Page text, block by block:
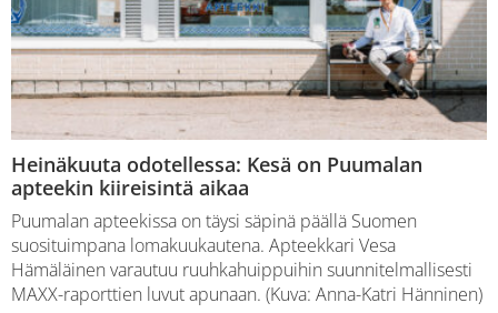
Heinäkuuta odotellessa: Kesä on Puumalan
apteekin kiireisintä aikaa
Puumalan apteekissa on täysi säpinä päällä Suomen
suosituimpana lomakuukautena. Apteekkari Vesa
Hämäläinen varautuu ruuhkahuippuihin suunnitelmallisesti
MAXX-raporttien luvut apunaan. (Kuva: Anna-Katri Hänninen)